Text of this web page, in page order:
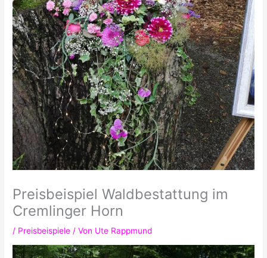
Preisbeispiel Waldbestattung im
Cremlinger Horn
/ Preisbeispiele / Von Ute Rappmund